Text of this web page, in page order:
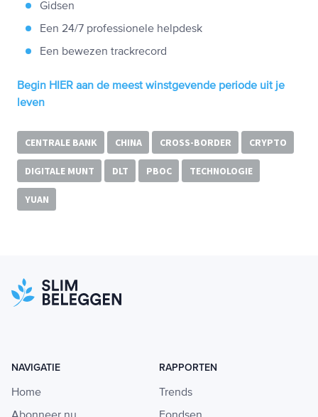
Gidsen
Een 24/7 professionele helpdesk
Een bewezen trackrecord
Begin HIER aan de meest winstgevende periode uit je
leven
CENTRALE BANK CHINA CROSS-BORDER CRYPTO
DIGITALE MUNT DLT PBOC TECHNOLOGIE
YUAN
NAVIGATIE
Home
RAPPORTEN
Trends